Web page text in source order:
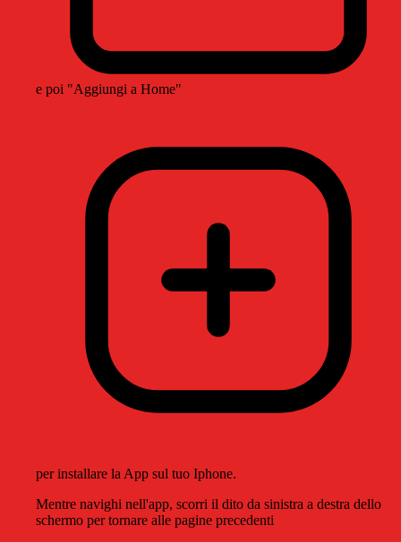
e poi "Aggiungi a Home"
per installare la App sul tuo Iphone.
Mentre navighi nell'app, scorri il dito da sinistra a destra dello
schermo per tornare alle pagine precedenti